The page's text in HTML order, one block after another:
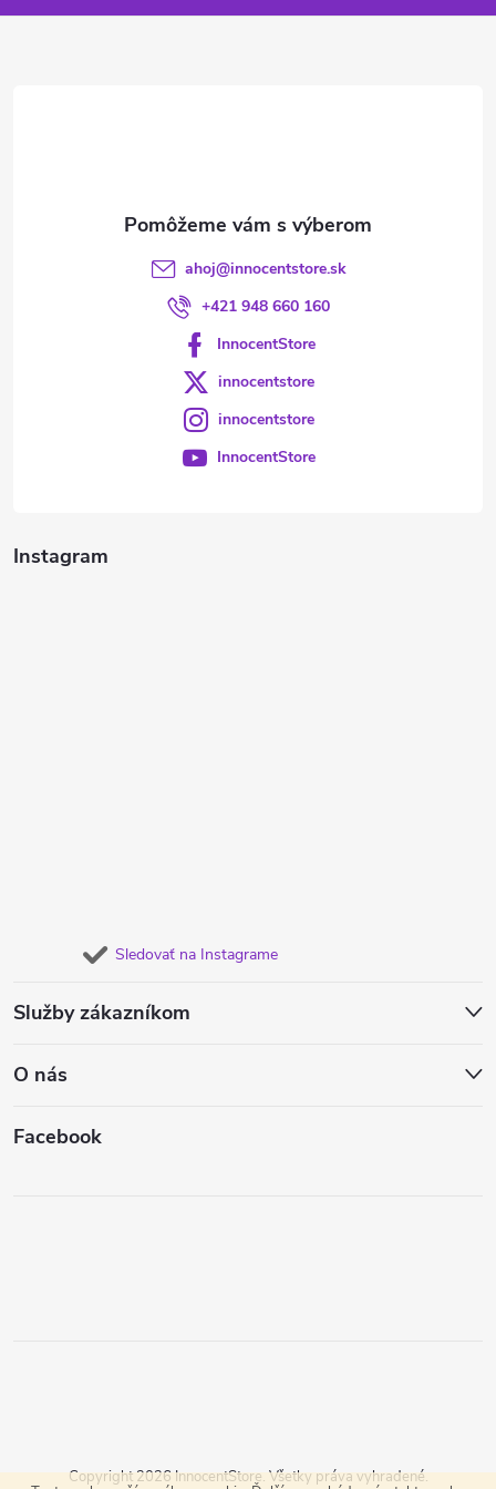
Instagram
Sledovať na Instagrame
Služby zákazníkom
O nás
Facebook
ahoj@innocentstore.sk
+421 948 660 160
InnocentStore
innocentstore
innocentstore
InnocentStore
Copyright 2026 InnocentStore. Všetky práva vyhradené.